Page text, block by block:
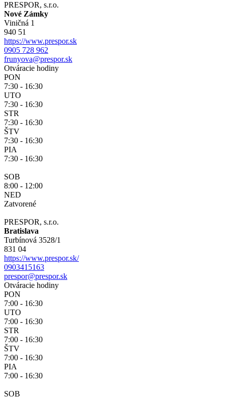
PRESPOR, s.r.o.
Nové Zámky
Viničná 1
940 51
https://www.prespor.sk
0905 728 962
frunyova@prespor.sk
Otváracie hodiny
PON
7:30 - 16:30
UTO
7:30 - 16:30
STR
7:30 - 16:30
ŠTV
7:30 - 16:30
PIA
7:30 - 16:30
SOB
8:00 - 12:00
NED
Zatvorené
PRESPOR, s.r.o.
Bratislava
Turbínová 3528/1
831 04
https://www.prespor.sk/
0903415163
prespor@prespor.sk
Otváracie hodiny
PON
7:00 - 16:30
UTO
7:00 - 16:30
STR
7:00 - 16:30
ŠTV
7:00 - 16:30
PIA
7:00 - 16:30
SOB